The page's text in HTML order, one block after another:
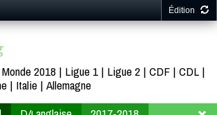
Édition
2018 Ligue 1 Ligue 2 CDF CDL
Italie Allemagne